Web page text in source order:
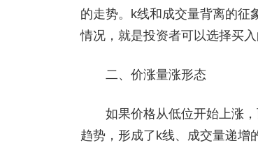
的走势。k线和成交量背离的征
情况，就是投资者可以选择买入
二、价涨量涨形态
如果价格从低位开始上涨，
趋势，形成了k线、成交量递增